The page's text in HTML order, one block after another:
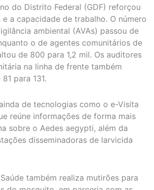
do Distrito Federal (GDF) reforçou
a capacidade de trabalho. O número
ambiental (AVAs) passou de
o de agentes comunitários de
de 800 para 1,2 mil. Os auditores
na linha de frente também
para 131.
de tecnologias como o e-Visita
reúne informações de forma mais
sobre o Aedes aegypti, além da
disseminadoras de larvicida
também realiza mutirões para